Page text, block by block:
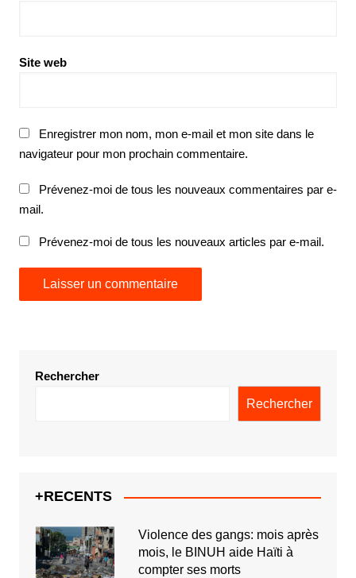
Site web
Enregistrer mon nom, mon e-mail et mon site dans le
navigateur pour mon prochain commentaire.
Prévenez-moi de tous les nouveaux commentaires par e-
mail.
Prévenez-moi de tous les nouveaux articles par e-mail.
Rechercher
Rechercher
+RECENTS
Violence des gangs: mois après
mois, le BINUH aide Haïti à
compter ses morts